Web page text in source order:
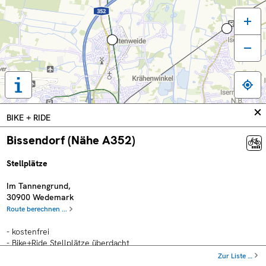
Tastaturbedienung,
Legende
und
weitere
Informationen
anzeigen
BIKE + RIDE
Bissendorf (Nähe A352)
Stellplätze
Im Tannengrund,
30900 Wedemark
Route berechnen ...
- kostenfrei
- Bike+Ride Stellplätze überdacht
Zur Liste …